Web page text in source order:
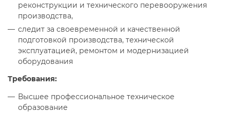
реконструкции и технического перевооружения
производства,
следит за своевременной и качественной
подготовкой производства, технической
эксплуатацией, ремонтом и модернизацией
оборудования
Требования:
Высшее профессиональное техническое
образование